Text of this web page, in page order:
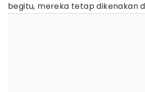
begitu, mereka tetap dikenakan